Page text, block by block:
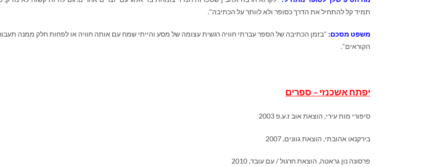
תמיד קל להתחיל את הדרך כסופר ולא לוותר על הכתיבה".
משפט מסכם: "בזמן הכתיבה של הספר עברתי חוויה רגשית עצומה של מסע והייתי שמח עם אותה חוויה או לפחות חלק ממנה
הקוראים".
יפתח אשכנזי – ספרים
סיפורי מות עירי, הוצאת אוב ז.ע.פ 2003
בירקנאו אהובתי, הוצאת גוונים, 2007
פרסונה נון גראטה, הוצאת חרגול / עם עובד, 2010